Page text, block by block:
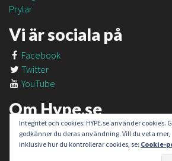
Prylar
Vi är sociala på
Facebook
Twitter
YouTube
Om Hype.se
Om oss
Om #SweGame
Integritet och cookies: HYPE.se använder cookies.
godkänner du deras användning. Vill du veta mer,
inklusive hur du kontrollerar cookies, se: Cookie-